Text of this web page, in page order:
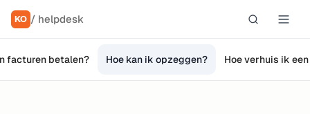
KO / helpdesk
facturen betalen? Hoe kan ik opzeggen? Hoe verhuis ik